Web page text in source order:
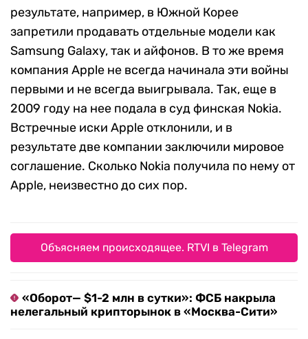
результате, например, в Южной Корее
запретили продавать отдельные модели как
Samsung Galaxy, так и айфонов. В то же время
компания Apple не всегда начинала эти войны
первыми и не всегда выигрывала. Так, еще в
2009 году на нее подала в суд финская Nokia.
Встречные иски Apple отклонили, и в
результате две компании заключили мировое
соглашение. Сколько Nokia получила по нему от
Apple, неизвестно до сих пор.
Объясняем происходящее. RTVI в Telegram
«Оборот— $1-2 млн в сутки»: ФСБ накрыла
нелегальный крипторынок в «Москва-Сити»